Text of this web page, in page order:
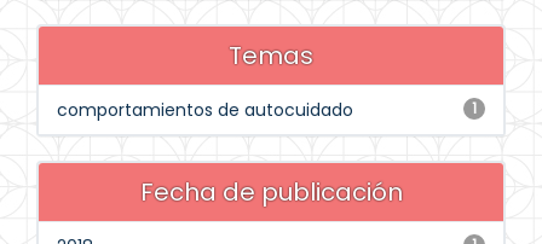
Temas
1
comportamientos de autocuidado
Fecha de publicación